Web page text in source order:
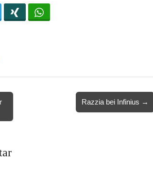
LinkedIn
Razzia bei Infinius →